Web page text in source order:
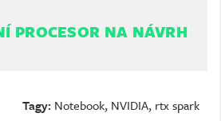
PROCESOR NA NÁVRH
Tagy: Notebook, NVIDIA, rtx spark